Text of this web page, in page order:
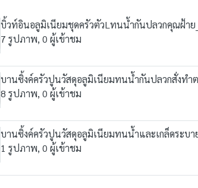
บิ้วท์อินอลูมิเนียมชุดครัวตัวLทนน้ำกันปลวกคุณฝ้าย
7 รูปภาพ, 0 ผู้เข้าชม
บานซิ้งค์ครัวปูนวัสดุอลูมิเนียมทนน้ำกันปลวกสั่งทำ
8 รูปภาพ, 0 ผู้เข้าชม
บานซิ้งค์ครัวปูนวัสดุอลูมิเนียมทนน้ำและเกล็ดระบ
1 รูปภาพ, 0 ผู้เข้าชม